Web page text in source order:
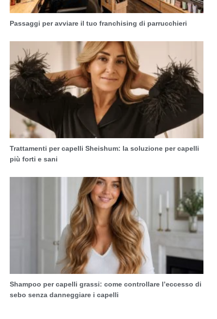
Passaggi per avviare il tuo franchising di parrucchieri
Trattamenti per capelli Sheishum: la soluzione per capelli
più forti e sani
Shampoo per capelli grassi: come controllare l’eccesso di
sebo senza danneggiare i capelli